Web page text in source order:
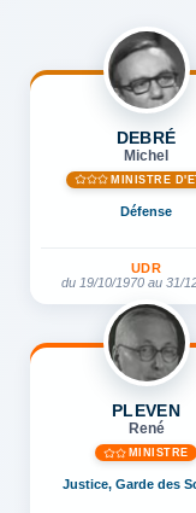
DEBRÉ
Michel
MINISTRE
Défense
UDR
du 19/10/1970 au 31/
PLEVEN
René
MINISTRE
Justice, Garde des